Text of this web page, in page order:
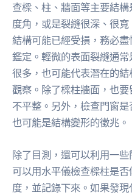
查樑、柱、牆面等主要結
度角，或是裂縫很深、很
結構可能已經受損，務必
鑑定。輕微的表面裂縫通
很多，也可能代表潛在的
觀察。除了樑柱牆面，也
不平整。另外，檢查門窗
也可能是結構變形的徵兆。
除了目測，還可以利用一
可以用水平儀檢查樑柱是
度，並記錄下來。如果發